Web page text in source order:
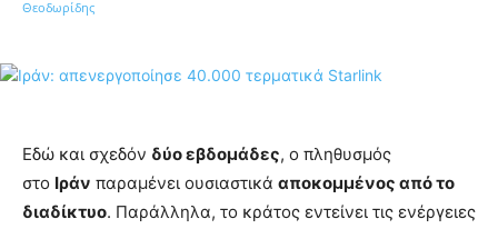
Εδώ και σχεδόν δύο εβδομάδες, ο πληθυσμός
στο Ιράν παραμένει ουσιαστικά αποκομμένος από το
διαδίκτυο. Παράλληλα, το κράτος εντείνει τις ενέργειες